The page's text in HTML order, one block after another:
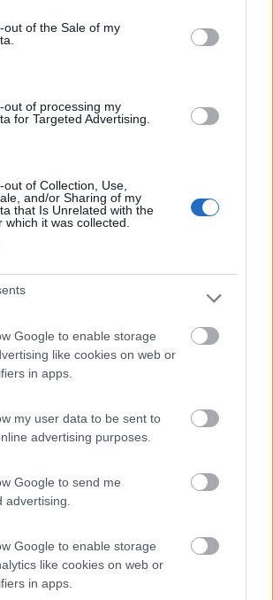
out of the Sale of my
out of processing my
for Targeted Advertising.
of Collection, Use,
and/or Sharing of my
that Is Unrelated with the
which it was collected.
Google to enable storage
like cookies on web or
in apps.
my user data to be sent to
advertising purposes.
Google to send me
advertising.
Google to enable storage
like cookies on web or
in apps.
alle:11:10:00
mettere le carte....
di 10:19:21
fretta. Cambia molto se si scarica l'App nei
ci sono più di tre settimane di tempo per
Se tutti scaricano e attivano la App nello
che qualsiasi applicazione possa andare in crisi,
questa fretta.
l'App nei prossimi giorni?
difendere l'indifendibile. Pensa cosa
per esempio, i server di Amazon,